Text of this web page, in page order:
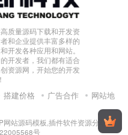
质量源码下载和开发资
和企业提供丰富多样的
开发各种应用和网站。
开发者，我们都有适合
资源网，开始您的开发
搭建价格 广告合作
网站地
网站源码模板,插件软件资源分享平
号